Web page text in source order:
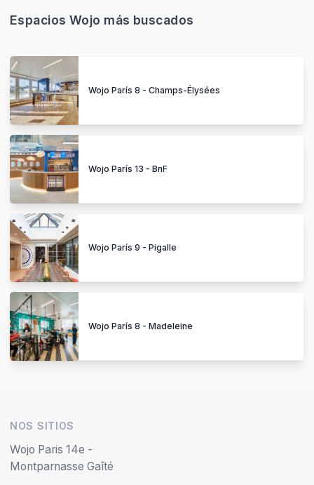
Espacios Wojo más buscados
Wojo París 8 - Champs-Élysées
Wojo París 13 - BnF
Wojo París 9 - Pigalle
Wojo París 8 - Madeleine
NOS SITIOS
Wojo Paris 14e -
Montparnasse Gaîté